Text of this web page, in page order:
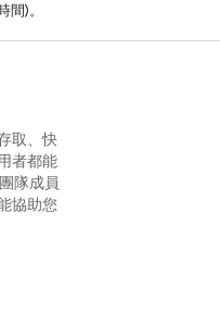
)。
取、快
者都能
隊成員
協助您